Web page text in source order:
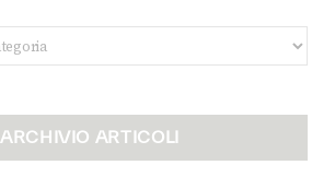
ARCHIVIO ARTICOLI